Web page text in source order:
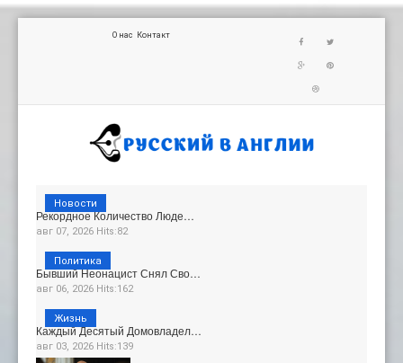
О нас Контакт
Рекордное Количество Люде…
авг 07, 2026 Hits:82
Новости
Бывший Неонацист Снял Сво…
авг 06, 2026 Hits:162
Политика
Каждый Десятый Домовладел…
авг 03, 2026 Hits:139
Жизнь